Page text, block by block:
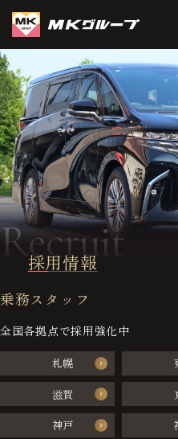
Recruit
採用情報
乗務スタッフ
全国各拠点で採用強化中
札幌
滋賀
神戸